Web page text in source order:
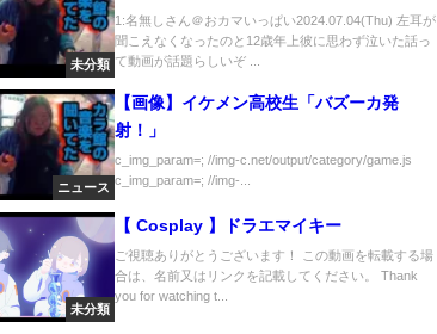
未分類
1:名無しさん＠おカマいっぱい2024.07.04(Thu) 左耳が
聞こえなくなったのと12歳年上彼に思わず泣いた話っ
て動画が話題らしいぞ ...
ニュース
【画像】イケメン高校生「バズーカ発
射！」
c_img_param=; //img-c.net/output/category/game.js
c_img_param=; //img-...
未分類
【 Cosplay 】ドラエマイキー
ご視聴ありがとうございます！ この動画を転載する場
合は、名前又はリンクを記載してください。 Thank
you for watching t...